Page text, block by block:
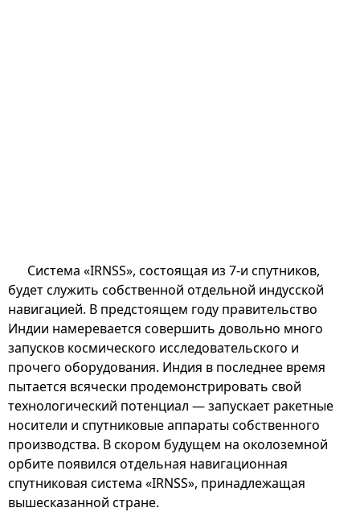
Система «IRNSS», состоящая из 7-и спутников,
будет служить собственной отдельной индусской
навигацией. В предстоящем году правительство
Индии намеревается совершить довольно много
запусков космического исследовательского и
прочего оборудования. Индия в последнее время
пытается всячески продемонстрировать свой
технологический потенциал — запускает ракетные
носители и спутниковые аппараты собственного
производства. В скором будущем на околоземной
орбите появился отдельная навигационная
спутниковая система «IRNSS», принадлежащая
вышесказанной стране.